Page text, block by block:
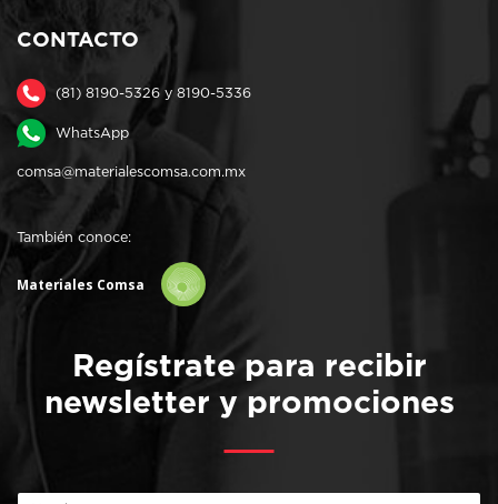
CONTACTO
(81) 8190-5326 y 8190-5336
WhatsApp
comsa@materialescomsa.com.mx
También conoce:
Materiales Comsa
Regístrate para recibir
newsletter y promociones